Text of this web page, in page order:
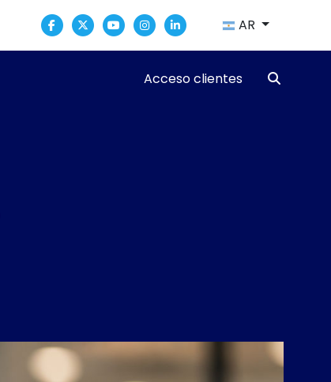
AR
Acceso clientes